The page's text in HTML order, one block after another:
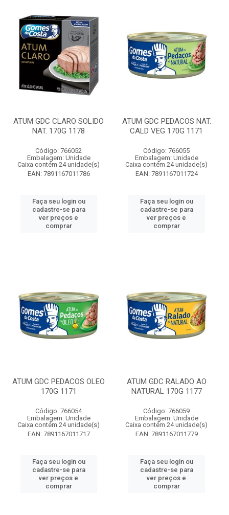
ATUM GDC CLARO SOLIDO
NAT. 170G 1178
Código: 766052
Embalagem: Unidade
Caixa contém 24 unidade(s)
EAN: 7891167011786
Faça seu login ou
cadastre-se para
ver preços e
comprar
ATUM GDC PEDACOS NAT.
CALD VEG 170G 1171
Código: 766055
Embalagem: Unidade
Caixa contém 24 unidade(s)
EAN: 7891167011724
Faça seu login ou
cadastre-se para
ver preços e
comprar
ATUM GDC PEDACOS OLEO
170G 1171
Código: 766054
Embalagem: Unidade
Caixa contém 24 unidade(s)
EAN: 7891167011717
Faça seu login ou
cadastre-se para
ver preços e
comprar
ATUM GDC RALADO AO
NATURAL 170G 1177
Código: 766059
Embalagem: Unidade
Caixa contém 24 unidade(s)
EAN: 7891167011779
Faça seu login ou
cadastre-se para
ver preços e
comprar